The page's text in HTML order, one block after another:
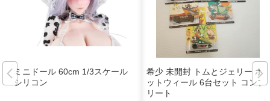
ミニドール 60cm 1/3スケール
シリコン
希少 未開封 トムとジェリー ホ
ットウィール 6台セット コンプ
リート